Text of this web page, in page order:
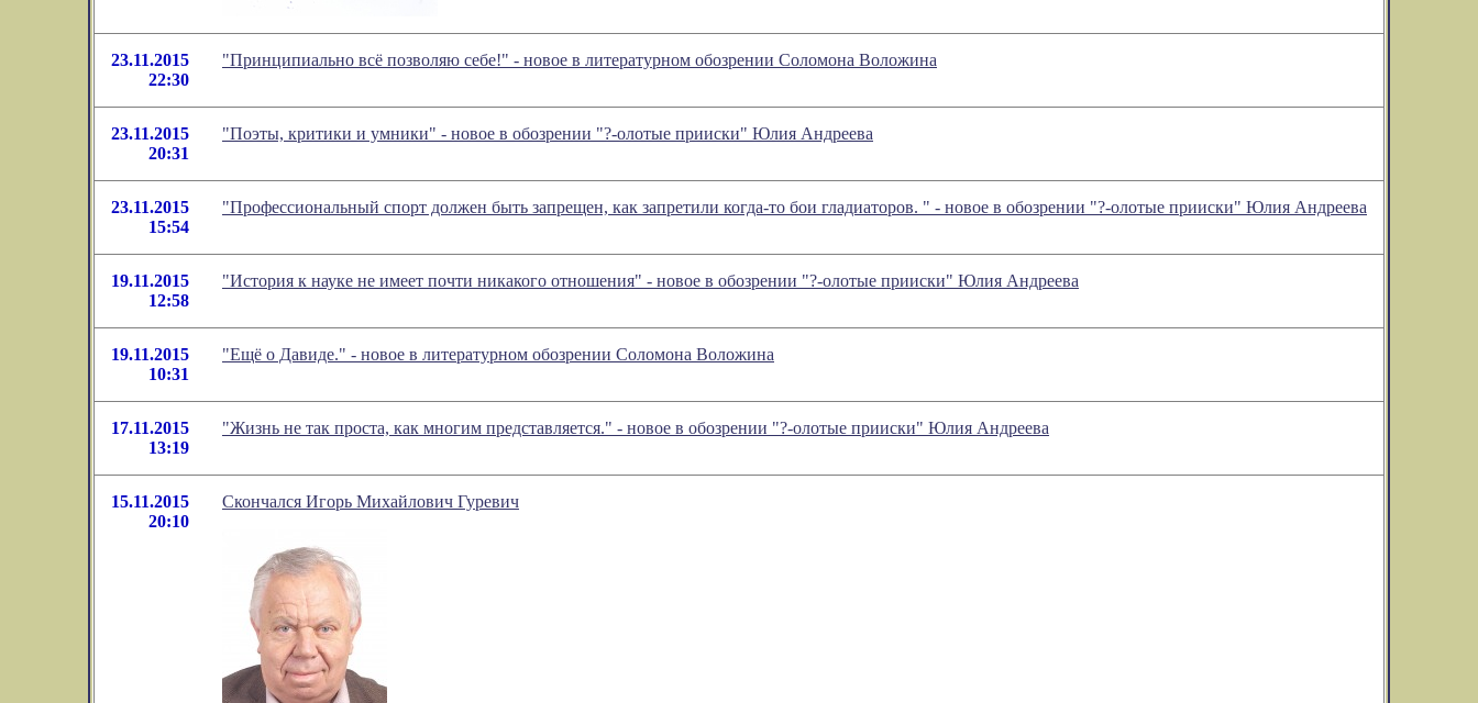
23.11.2015
22:30
"Принципиально всё позволяю себе!" - новое в литературном обозрении Соломона Воложина
23.11.2015
20:31
"Поэты, критики и умники" - новое в обозрении "?-олотые прииски" Юлия Андреева
23.11.2015
15:54
"Профессиональный спорт должен быть запрещен, как запретили когда-то бои гладиаторов. " - новое в обозрении "?-олотые прииски" Юлия Андреева
19.11.2015
12:58
"История к науке не имеет почти никакого отношения" - новое в обозрении "?-олотые прииски" Юлия Андреева
19.11.2015
10:31
"Ещё о Давиде." - новое в литературном обозрении Соломона Воложина
17.11.2015
13:19
"Жизнь не так проста, как многим представляется." - новое в обозрении "?-олотые прииски" Юлия Андреева
15.11.2015
20:10
Скончался Игорь Михайлович Гуревич